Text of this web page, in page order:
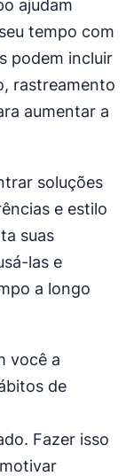
ajudam
tempo com
podem incluir
rastreamento
aumentar a
soluções
e estilo
suas
las e
a longo
você a
de
Fazer isso